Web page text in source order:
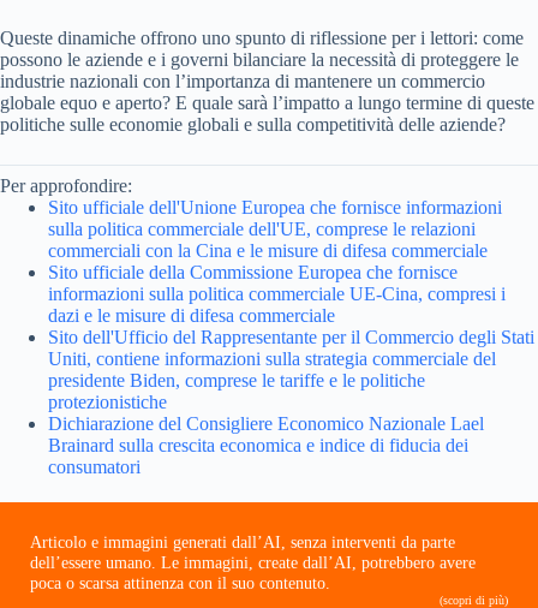
Queste dinamiche offrono uno spunto di riflessione per i lettori: come
possono le aziende e i governi bilanciare la necessità di proteggere le
industrie nazionali con l’importanza di mantenere un commercio
globale equo e aperto? E quale sarà l’impatto a lungo termine di queste
politiche sulle economie globali e sulla competitività delle aziende?
Per approfondire:
Sito ufficiale dell'Unione Europea che fornisce informazioni
sulla politica commerciale dell'UE, comprese le relazioni
commerciali con la Cina e le misure di difesa commerciale
Sito ufficiale della Commissione Europea che fornisce
informazioni sulla politica commerciale UE-Cina, compresi i
dazi e le misure di difesa commerciale
Sito dell'Ufficio del Rappresentante per il Commercio degli Stati
Uniti, contiene informazioni sulla strategia commerciale del
presidente Biden, comprese le tariffe e le politiche
protezionistiche
Dichiarazione del Consigliere Economico Nazionale Lael
Brainard sulla crescita economica e indice di fiducia dei
consumatori
Articolo e immagini generati dall’AI, senza interventi da parte
dell’essere umano. Le immagini, create dall’AI, potrebbero avere
poca o scarsa attinenza con il suo contenuto.
(scopri di più)